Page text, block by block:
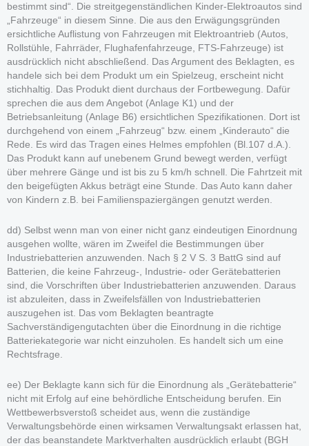
bestimmt sind“. Die streitgegenständlichen Kinder-Elektroautos sind
„Fahrzeuge“ in diesem Sinne. Die aus den Erwägungsgründen
ersichtliche Auflistung von Fahrzeugen mit Elektroantrieb (Autos,
Rollstühle, Fahrräder, Flughafenfahrzeuge, FTS-Fahrzeuge) ist
ausdrücklich nicht abschließend. Das Argument des Beklagten, es
handele sich bei dem Produkt um ein Spielzeug, erscheint nicht
stichhaltig. Das Produkt dient durchaus der Fortbewegung. Dafür
sprechen die aus dem Angebot (Anlage K1) und der
Betriebsanleitung (Anlage B6) ersichtlichen Spezifikationen. Dort ist
durchgehend von einem „Fahrzeug“ bzw. einem „Kinderauto“ die
Rede. Es wird das Tragen eines Helmes empfohlen (Bl.107 d.A.).
Das Produkt kann auf unebenem Grund bewegt werden, verfügt
über mehrere Gänge und ist bis zu 5 km/h schnell. Die Fahrtzeit mit
den beigefügten Akkus beträgt eine Stunde. Das Auto kann daher
von Kindern z.B. bei Familienspaziergängen genutzt werden.
dd) Selbst wenn man von einer nicht ganz eindeutigen Einordnung
ausgehen wollte, wären im Zweifel die Bestimmungen über
Industriebatterien anzuwenden. Nach § 2 V S. 3 BattG sind auf
Batterien, die keine Fahrzeug-, Industrie- oder Gerätebatterien
sind, die Vorschriften über Industriebatterien anzuwenden. Daraus
ist abzuleiten, dass in Zweifelsfällen von Industriebatterien
auszugehen ist. Das vom Beklagten beantragte
Sachverständigengutachten über die Einordnung in die richtige
Batteriekategorie war nicht einzuholen. Es handelt sich um eine
Rechtsfrage.
ee) Der Beklagte kann sich für die Einordnung als „Gerätebatterie“
nicht mit Erfolg auf eine behördliche Entscheidung berufen. Ein
Wettbewerbsverstoß scheidet aus, wenn die zuständige
Verwaltungsbehörde einen wirksamen Verwaltungsakt erlassen hat,
der das beanstandete Marktverhalten ausdrücklich erlaubt (BGH